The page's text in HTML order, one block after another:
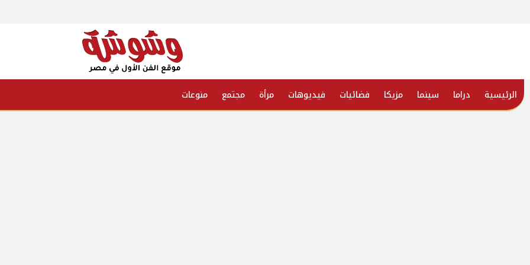
الرئيسية دراما سينما مزيكا فضائيات فيديوهات مرأة مجتمع منوعات